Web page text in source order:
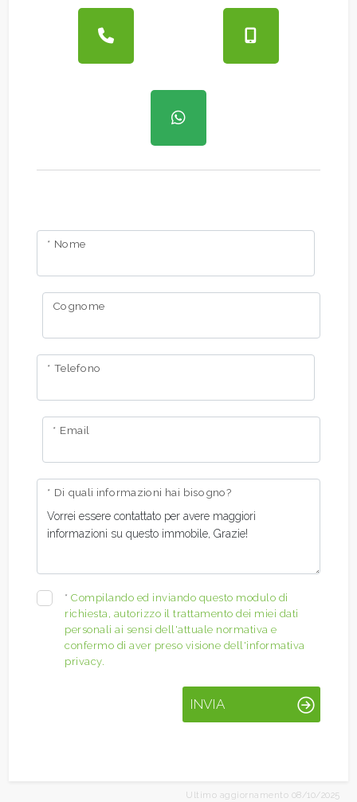
* Nome
Cognome
* Telefono
* Email
* Di quali informazioni hai bisogno?
*Compilando ed inviando questo modulo di
richiesta, autorizzo il trattamento dei miei dati
personali ai sensi dell'attuale normativa e
confermo di aver preso visione dell'informativa
privacy.
INVIA
Ultimo aggiornamento 08/10/2025
Ascensore
Lusso